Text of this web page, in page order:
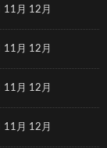
11月 12月
11月 12月
11月 12月
11月 12月